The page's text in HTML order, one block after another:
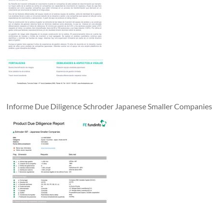
Informe Due Diligence Schroder Japanese Smaller Companies